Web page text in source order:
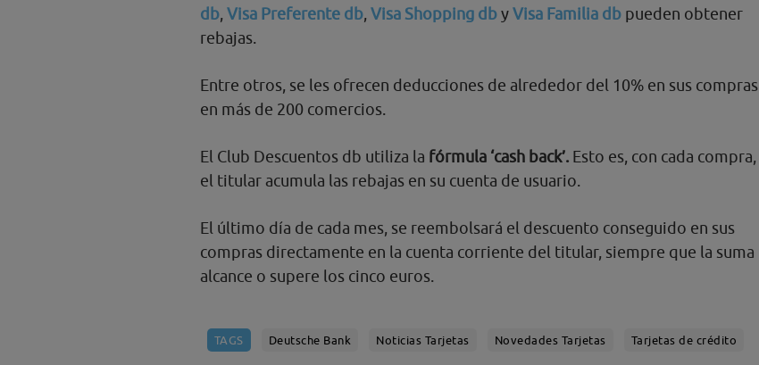
db,Visa Preferente db,Visa Shopping dbyVisa Familia db pueden obtener
rebajas.
Entre otros, se les ofrecen deducciones de alrededor del 10% en sus compras
en más de 200 comercios.
El Club Descuentos db utiliza la fórmula ‘cash back’. Esto es, con cada compra,
el titular acumula las rebajas en su cuenta de usuario.
El último día de cada mes, se reembolsará el descuento conseguido en sus
compras directamente en la cuenta corriente del titular, siempre que la suma
alcance o supere los cinco euros.
TAGS Deutsche Bank Noticias Tarjetas Novedades Tarjetas Tarjetas de crédito